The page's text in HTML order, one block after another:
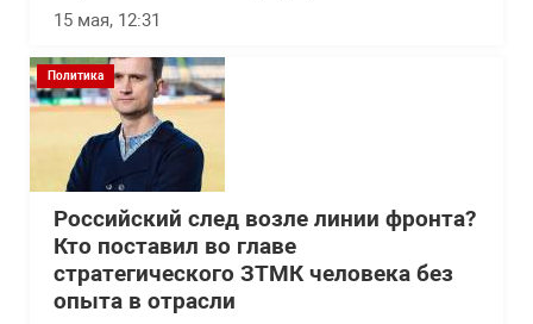
15 мая, 12:31
Политика
Российский след возле линии фронта?
Кто поставил во главе
стратегического ЗТМК человека без
опыта в отрасли